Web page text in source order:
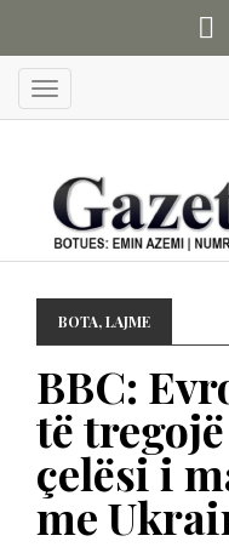
Menu
BOTA,LAJME
BBC:
të
çelësi i
me